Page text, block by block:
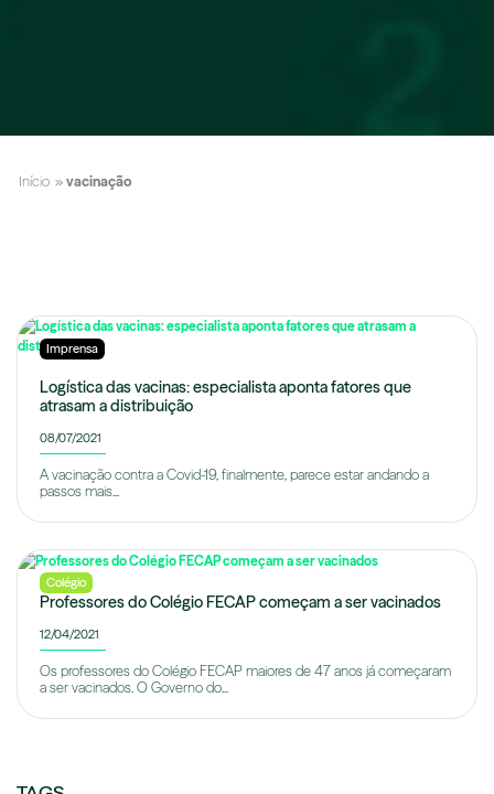
Início » vacinação
Imprensa
Logística das vacinas: especialista aponta fatores que
atrasam a distribuição
08/07/2021
A vacinação contra a Covid-19, finalmente, parece estar andando a
passos mais...
Colégio
Professores do Colégio FECAP começam a ser vacinados
12/04/2021
Os professores do Colégio FECAP maiores de 47 anos já começaram
a ser vacinados. O Governo do...